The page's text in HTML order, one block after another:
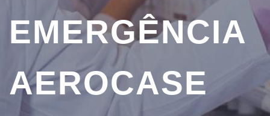
EMERGÊNCIA
AEROCASE